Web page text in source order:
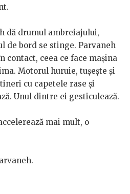
dă drumul ambreiajului,
de bord se stinge. Parvaneh
contact, ceea ce face mașina
Motorul huruie, tușește și
cu capetele rase și
Unul dintre ei gesticulează.
mai mult, o